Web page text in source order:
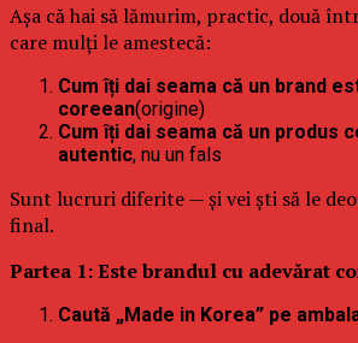
Așa că hai să lămurim, practic, două
care mulți le amestecă:
Cum îți dai seama că un brand
coreean(origine)
Cum îți dai seama că un produs
autentic, nu un fals
Sunt lucruri diferite — și vei ști să le
final.
Partea 1: Este brandul cu adevărat
Caută „Made in Korea” pe